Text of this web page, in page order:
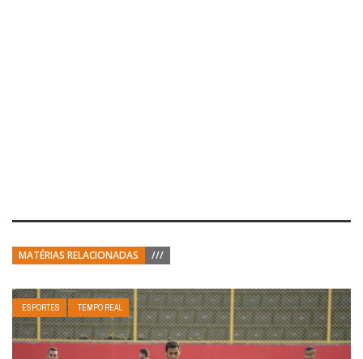
MATÉRIAS RELACIONADAS ///
ESPORTES TEMPO REAL